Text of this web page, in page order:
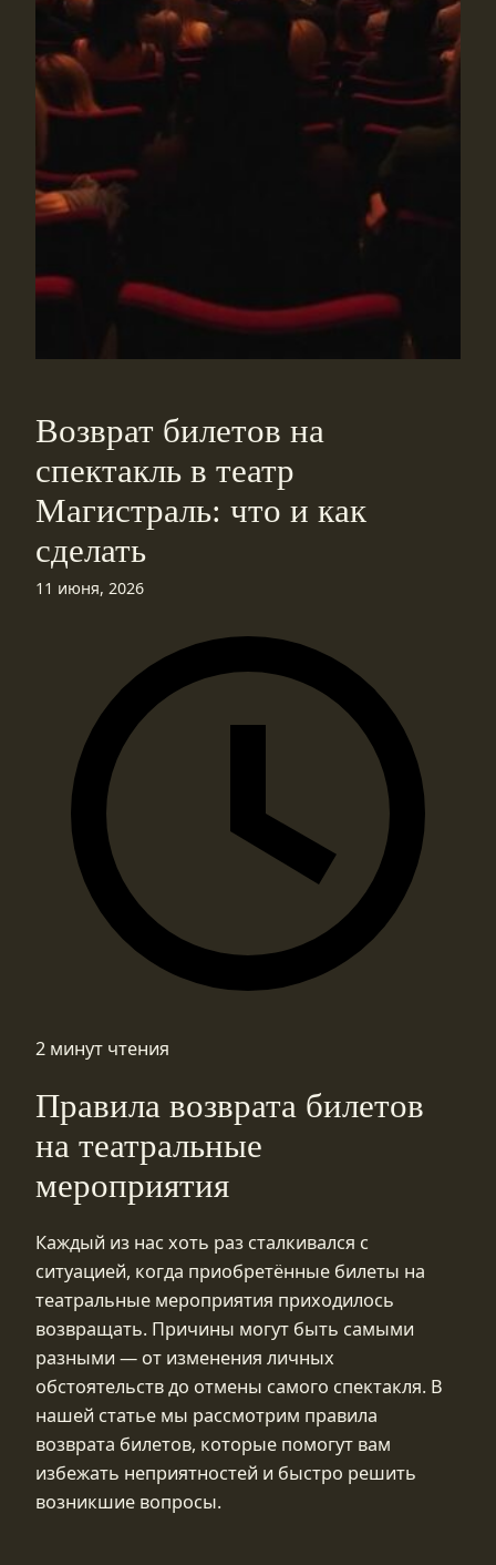
Возврат билетов на
спектакль в театр
Магистраль: что и как
сделать
11 июня, 2026
2 минут чтения
Правила возврата билетов
на театральные
мероприятия
Каждый из нас хоть раз сталкивался с
ситуацией, когда приобретённые билеты на
театральные мероприятия приходилось
возвращать. Причины могут быть самыми
разными — от изменения личных
обстоятельств до отмены самого спектакля. В
нашей статье мы рассмотрим правила
возврата билетов, которые помогут вам
избежать неприятностей и быстро решить
возникшие вопросы.